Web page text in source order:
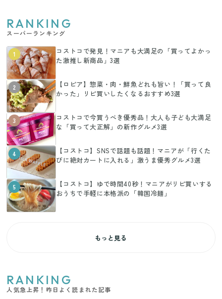
RANKING
スーパーランキング
1
コストコで発見！マニアも大満足の「買ってよかっ
た激推し新商品」3選
2
【ロピア】惣菜・肉・鮮魚どれも旨い！「買って良
かった」リピ買いしたくなるおすすめ3選
3
コストコで今買うべき優秀品！大人も子ども大満足
な「買って大正解」の新作グルメ3選
4
【コストコ】SNSで話題も話題！マニアが「行くた
びに絶対カートに入れる」激うま優秀グルメ3選
5
【コストコ】ゆで時間40秒！マニアがリピ買いする
おうちで手軽に本格派の「韓国冷麺」
もっと見る
RANKING
人気急上昇！昨日よく読まれた記事